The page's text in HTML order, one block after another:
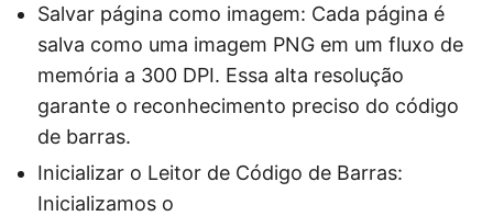
Salvar página como imagem: Cada página é
salva como uma imagem PNG em um fluxo de
memória a 300 DPI. Essa alta resolução
garante o reconhecimento preciso do código
de barras.
Inicializar o Leitor de Código de Barras:
Inicializamos o